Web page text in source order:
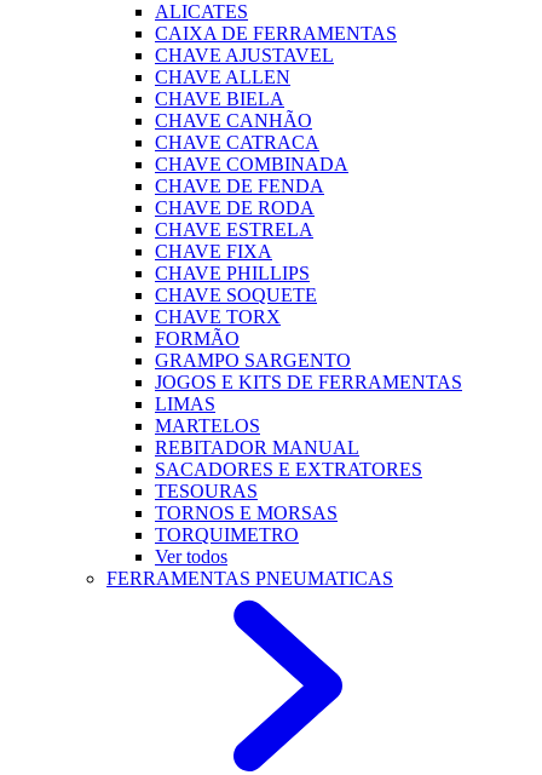
ALICATES
CAIXA DE FERRAMENTAS
CHAVE AJUSTAVEL
CHAVE ALLEN
CHAVE BIELA
CHAVE CANHÃO
CHAVE CATRACA
CHAVE COMBINADA
CHAVE DE FENDA
CHAVE DE RODA
CHAVE ESTRELA
CHAVE FIXA
CHAVE PHILLIPS
CHAVE SOQUETE
CHAVE TORX
FORMÃO
GRAMPO SARGENTO
JOGOS E KITS DE FERRAMENTAS
LIMAS
MARTELOS
REBITADOR MANUAL
SACADORES E EXTRATORES
TESOURAS
TORNOS E MORSAS
TORQUIMETRO
Ver todos
FERRAMENTAS PNEUMATICAS